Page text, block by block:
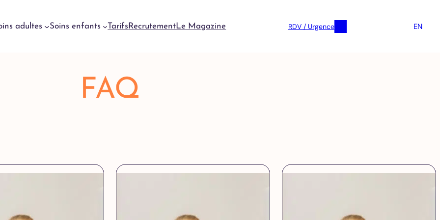
adultes
Lausanne
Soins enfants Tarifs RecrutementLe Magazine RDV / Urgence EN
FAQ